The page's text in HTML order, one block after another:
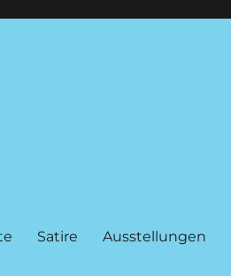
Satire Ausstellungen